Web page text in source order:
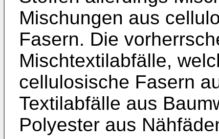
Mischungen aus
Fasern. Die
Mischtextilabfälle,
cellulosische Fasern
Textilabfälle aus
Polyester aus